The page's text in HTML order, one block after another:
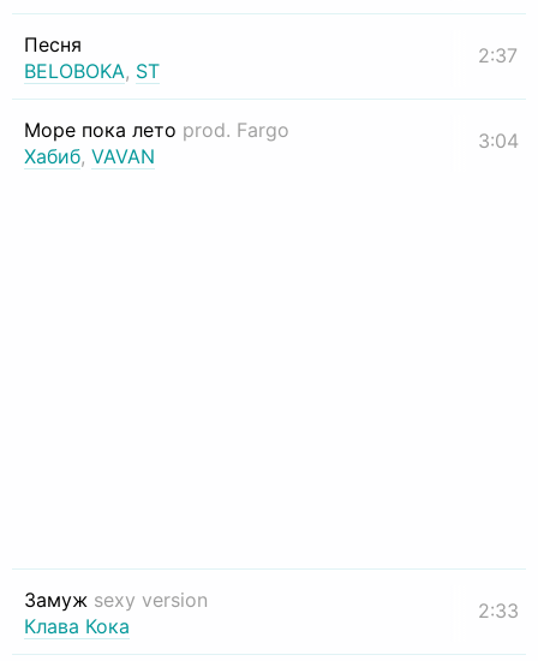
Песня
BELOBOKA, ST
2:37
Море пока лето prod. Fargo
Хабиб, VAVAN
3:04
Замуж sexy version
Клава Кока
2:33